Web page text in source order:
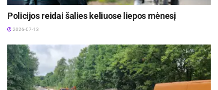
Policijos reidai šalies keliuose liepos mėnesį
2026-07-13